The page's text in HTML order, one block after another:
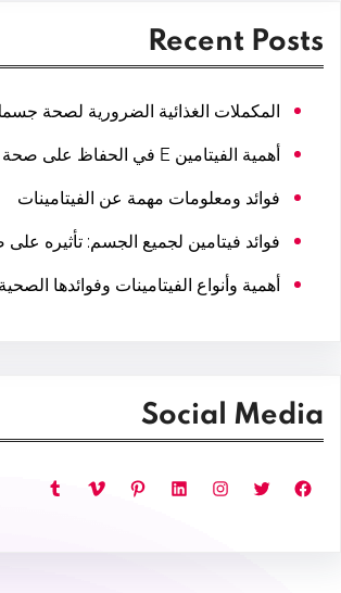
Recent Posts
المكملات الغذائية الضرورية لصحة
أهمية الفيتامين E في الحفاظ على صحة الجسم
فوائد ومعلومات مهمة عن الفيتامينات
فوائد فيتامين لجميع الجسم: تأثيره على
أهمية وأنواع الفيتامينات وفوائدها الصحية
Social Media
فيسبوك تويتر إنستجرام لينكد إن بينتريست فيميو تمبلر